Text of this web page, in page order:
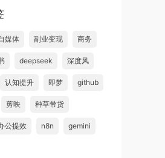
媒体 副业变现 商务
deepseek 深度风
认知提升 即梦 github
剪映 种草带货
公提效 n8n gemini